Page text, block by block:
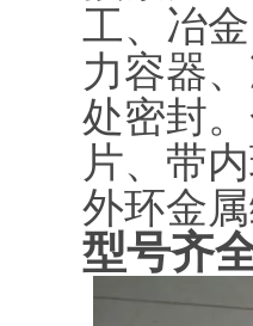
工、冶
力容器
处密封
片、带
外环金
型号齐